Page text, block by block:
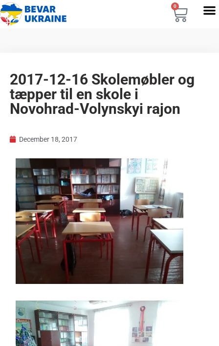
0
2017-12-16 Skolemøbler og
tæpper til en skole i
Novohrad-Volynskyi rajon
December 18, 2017